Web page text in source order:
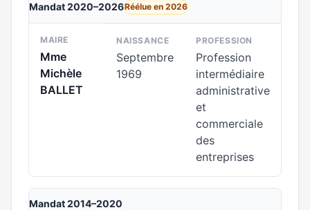
Mandat 2020–2026Réélue en 2026
MAIRE
Mme
Michèle
BALLET
NAISSANCE
Septembre
1969
PROFESSION
Profession
intermédiaire
administrative
et
commerciale
des
entreprises
Mandat 2014–2020